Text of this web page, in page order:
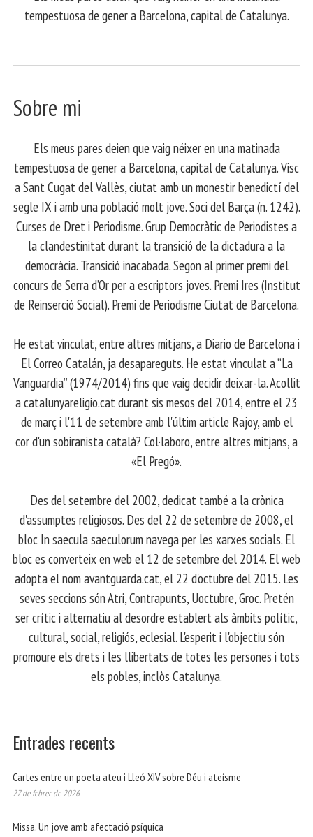
tempestuosa de gener a Barcelona, capital de Catalunya.
Sobre mi
Els meus pares deien que vaig néixer en una matinada
tempestuosa de gener a Barcelona, capital de Catalunya. Visc
a Sant Cugat del Vallès, ciutat amb un monestir benedictí del
segle IX i amb una població molt jove. Soci del Barça (n. 1242).
Curses de Dret i Periodisme. Grup Democràtic de Periodistes a
la clandestinitat durant la transició de la dictadura a la
democràcia. Transició inacabada. Segon al primer premi del
concurs de Serra d’Or per a escriptors joves. Premi Ires (Institut
de Reinserció Social). Premi de Periodisme Ciutat de Barcelona.
​ He estat vinculat, entre altres mitjans, a Diario de Barcelona i
El Correo Catalán, ja desapareguts. He estat vinculat a “La
Vanguardia” (1974/2014) fins que vaig decidir deixar-la. Acollit
a catalunyareligio.cat durant sis mesos del 2014, entre el 23
de març i l'11 de setembre amb l'últim article Rajoy, amb el
cor d'un sobiranista català? Col·laboro, entre altres mitjans, a
«El Pregó».
​ Des del setembre del 2002, dedicat també a la crònica
d'assumptes religiosos. Des del 22 de setembre de 2008, el
bloc In saecula saeculorum navega per les xarxes socials. El
bloc es converteix en web el 12 de setembre del 2014. El web
adopta el nom avantguarda.cat, el 22 d'octubre del 2015. Les
seves seccions són Atri, Contrapunts, Uoctubre, Groc. Pretén
ser crític i alternatiu al desordre establert als àmbits polític,
cultural, social, religiós, eclesial. L'esperit i l'objectiu són
promoure els drets i les llibertats de totes les persones i tots
els pobles, inclòs Catalunya.
Entrades recents
Cartes entre un poeta ateu i Lleó XIV sobre Déu i ateísme
27 de febrer de 2026
Missa. Un jove amb afectació psíquica